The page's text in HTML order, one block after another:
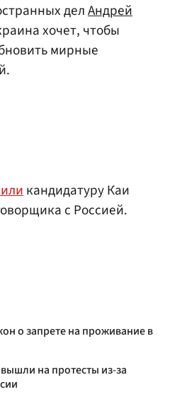
делАндрей
хочет, чтобы
мирные
кандидатуру Каи
с Россией.
о запрете на проживание в
на протесты из-за